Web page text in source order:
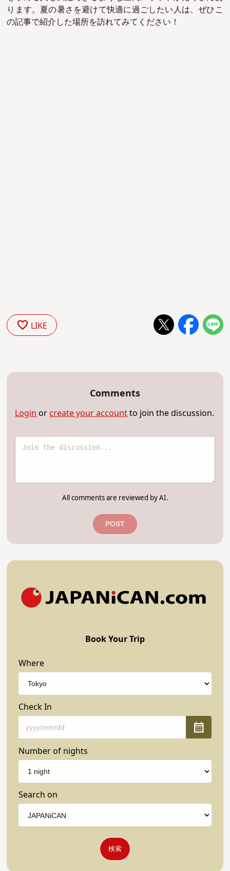
ります。夏の暑さを避けて快適に過ごしたい人は、ぜひこ
の記事で紹介した場所を訪れてみてください！
LIKE
Comments
Loginorcreate your accountto join the discussion.
All comments are reviewed by AI.
POST
Book Your Trip
Where
Check In
Number of nights
Search on
検索